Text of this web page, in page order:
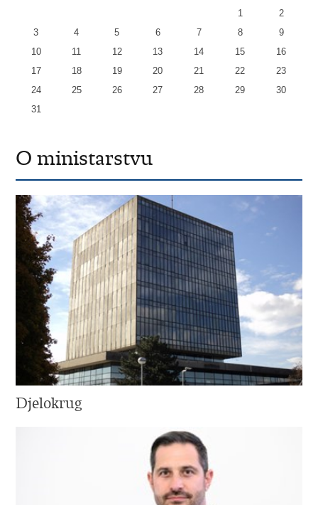
1
2
3
4 5 6 7 8
9
10
11 12 13 14 15
16
17
18 19 20 21 22
23
24
25 26 27 28 29
30
31
O ministarstvu
Djelokrug